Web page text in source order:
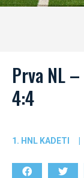
Prva NL
4:4
1. HNL KADETI |